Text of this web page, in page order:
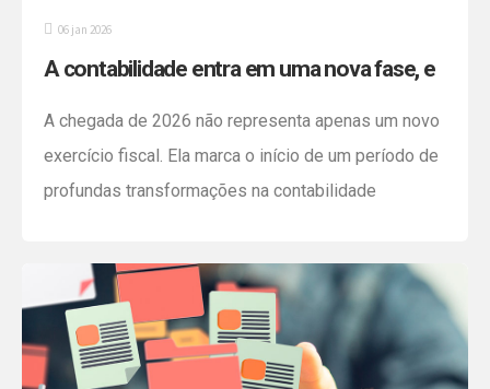
06 jan 2026
A contabilidade entra em uma nova fase, e
A chegada de 2026 não representa apenas um novo
exercício fiscal. Ela marca o início de um período de
profundas transformações na contabilidade
consumo, pela digitalização acelerada e por
mudanças na forma como empresas organizam
pessoas, processos e decisões. Empresas
evoluem. Crescem, diversificam operações, adotam